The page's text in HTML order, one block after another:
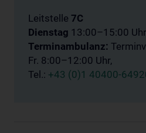
Leitstelle 7C
Dienstag 13:00–15:00 Uhr
Terminambulanz:
Fr. 8:00–12:00 Uhr,
Tel.: +43 (0)1 40400-